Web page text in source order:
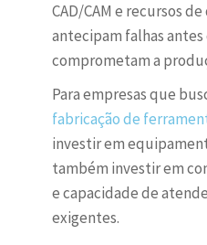
CAD/CAM e recursos
antecipam falhas antes
comprometam a
Para empresas que
fabricação de
investir em
também investir em
e capacidade de
exigentes.